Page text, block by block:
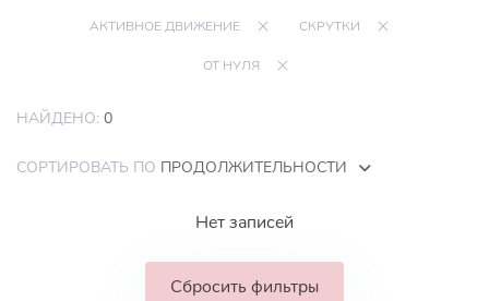
АКТИВНОЕ ДВИЖЕНИЕ СКРУТКИ
ОТ НУЛЯ
НАЙДЕНО: 0
СОРТИРОВАТЬ ПО ПРОДОЛЖИТЕЛЬНОСТИ
Нет записей
Сбросить фильтры